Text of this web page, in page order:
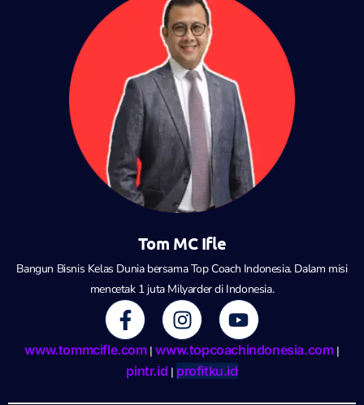
Tom MC Ifle
Bangun Bisnis Kelas Dunia bersama Top Coach Indonesia. Dalam misi
mencetak 1 juta Milyarder di Indonesia.
F
a
c
e
I
n
s
t
Y
o
u
t
www.tommcifle.com|www.topcoachindonesia.com|
pintr.id | profitku.id